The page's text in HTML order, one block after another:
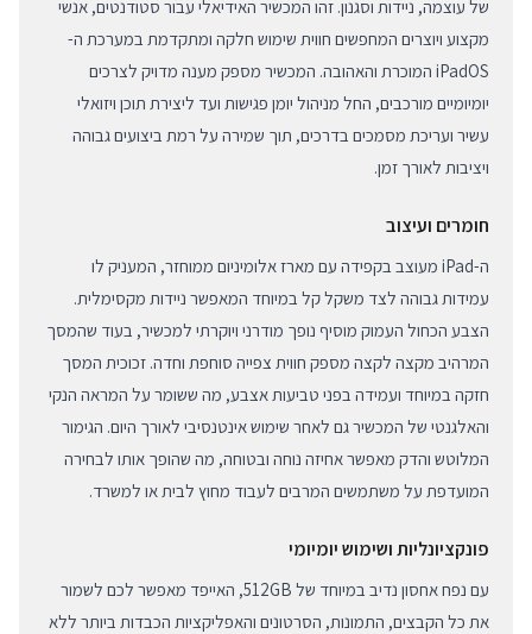
של עוצמה, ניידות וסגנון. זהו המכשיר האידיאלי עבור סטודנטים, אנשי
מקצוע ויוצרים המחפשים חווית שימוש חלקה ומתקדמת במערכת ה-
iPadOS המוכרת והאהובה. המכשיר מספק מענה מדויק לצרכים
יומיומיים מורכבים, החל מניהול יומן פגישות ועד ליצירת תוכן ויזואלי
עשיר ועריכת מסמכים בדרכים, תוך שמירה על רמת ביצועים גבוהה
ויציבות לאורך זמן.
חומרים ועיצוב
ה-iPad מעוצב בקפידה עם מארז אלומיניום ממוחזר, המעניק לו
עמידות גבוהה לצד משקל קל במיוחד המאפשר ניידות מקסימלית.
הצבע הכחול העמוק מוסיף נופך מודרני ויוקרתי למכשיר, בעוד שהמסך
המרהיב מקצה לקצה מספק חווית צפייה סוחפת וחדה. זכוכית המסך
חזקה במיוחד ועמידה בפני טביעות אצבע, מה ששומר על המראה הנקי
והאלגנטי של המכשיר גם לאחר שימוש אינטנסיבי לאורך היום. הגימור
המלוטש והדק מאפשר אחיזה נוחה ובטוחה, מה שהופך אותו לבחירה
המועדפת על משתמשים המרבים לעבוד מחוץ לבית או למשרד.
פונקציונליות ושימוש יומיומי
עם נפח אחסון נדיב במיוחד של 512GB, האייפד מאפשר לכם לשמור
את כל הקבצים, התמונות, הסרטונים והאפליקציות הכבדות ביותר ללא